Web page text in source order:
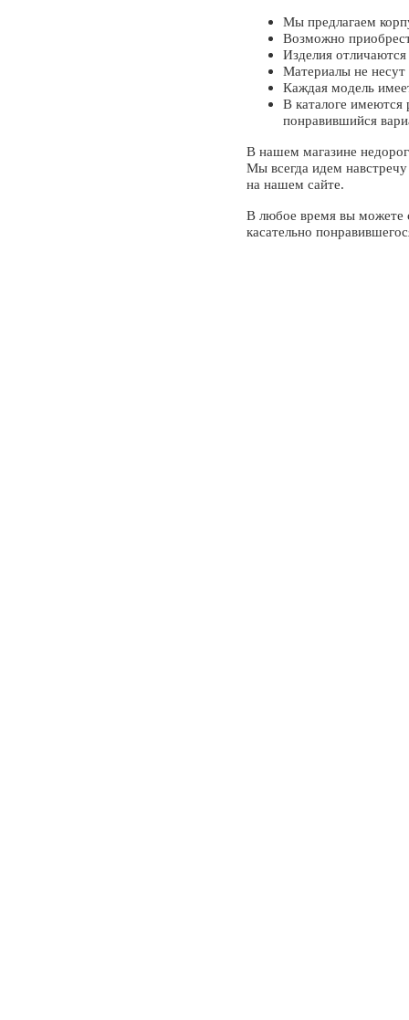
Мы предлагаем
Возможно
Изделия
Материалы не несут
Каждая модель
В каталоге имеются
понравившийся
В нашем магазине
Мы всегда идем
на нашем сайте.
В любое время вы можете
касательно